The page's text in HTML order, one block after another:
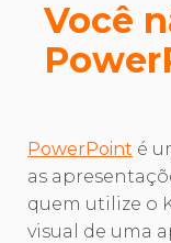
Você
PowerPoint é
as
quem utilize o
visual de uma